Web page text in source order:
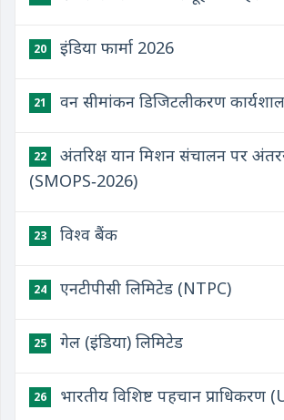
20 इंडिया फार्मा 2026
21 वन सीमांकन डिजिटलीकरण
22
अंतरिक्ष यान मिशन संचालन पर
(SMOPS‑2026)
23 विश्व बैंक
24 एनटीपीसी लिमिटेड (NTPC)
25 गेल (इंडिया) लिमिटेड
26 भारतीय विशिष्ट पहचान प्राधिकरण